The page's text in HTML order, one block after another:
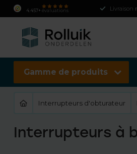
4.457+ évaluations Livraison
Gamme de produits
Interrupteurs d'obturateur
Interrupteurs à